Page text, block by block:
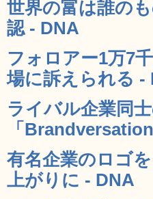
世界の富は誰の
認 - DNA
フォロアー1万7
場に訴えられる -
ライバル企業同
「
有名企業のロゴ
上がりに - DNA